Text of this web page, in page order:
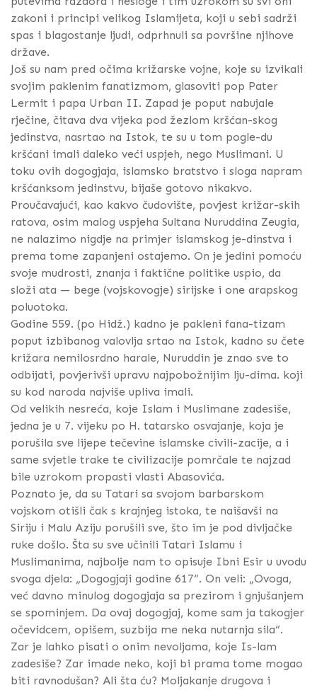
zakoni i principi velikog Islamijeta, koji u sebi sadrži
spas i blagostanje ljudi, odprhnuli sa površine njihove
države.
Još su nam pred očima križarske vojne, koje su izvikali
svojim paklenim fanatizmom, glasoviti pop Pater
Lermit i papa Urban II. Zapad je poput nabujale
rječine, čitava dva vijeka pod žezlom kršćan-skog
jedinstva, nasrtao na Istok, te su u tom pogle-du
kršćani imali daleko veći uspjeh, nego Muslimani. U
toku ovih dogogjaja, islamsko bratstvo i sloga napram
kršćanksom jedinstvu, bijaše gotovo nikakvo.
Proučavajući, kao kakvo čudovište, povjest križar-skih
ratova, osim malog uspjeha Sultana Nuruddina Zeugia,
ne nalazimo nigdje na primjer islamskog je-dinstva i
prema tome zapanjeni ostajemo. On je jedini pomoću
svoje mudrosti, znanja i faktične politike uspio, da
složi ata — bege (vojskovogje) sirijske i one arapskog
poluotoka.
Godine 559. (po Hidž.) kadno je pakleni fana-tizam
poput izbibanog valovlja srtao na Istok, kadno su čete
križara nemilosrdno harale, Nuruddin je znao sve to
odbijati, povjerivši upravu najpobožnijim lju-dima. koji
su kod naroda najviše upliva imali.
Od velikih nesreća, koje Islam i Muslimane zadesiše,
jedna je u 7. vijeku po H. tatarsko osvajanje, koja je
porušila sve lijepe tečevine islamske civili-zacije, a i
same svjetle trake te civilizacije pomrčale te najzad
bile uzrokom propasti vlasti Abasovića.
Poznato je, da su Tatari sa svojom barbarskom
vojskom otišli čak s krajnjeg istoka, te naišavši na
Siriju i Malu Aziju porušili sve, što im je pod divljačke
ruke došlo. Šta su sve učinili Tatari Islamu i
Muslimanima, najbolje nam to opisuje Ibni Esir u uvodu
svoga djela: „Dogogjaji godine 617“. On veli: „Ovoga,
već davno minulog dogogjaja sa prezirom i gnjušanjem
se spominjem. Da ovaj dogogjaj, kome sam ja takogjer
očevidcem, opišem, suzbija me neka nutarnja sila“.
Zar je lahko pisati o onim nevoljama, koje Is-lam
zadesiše? Zar imade neko, koji bi prama tome mogao
biti ravnodušan? Ali šta ću? Moljakanje drugova i